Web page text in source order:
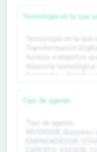
Tecnología en la que
Tipo de agente